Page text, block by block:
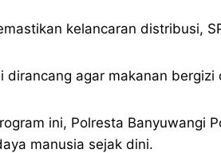
kelancaran distribusi,
dirancang agar makanan
ini, Polresta Banyuwangi
manusia sejak dini.